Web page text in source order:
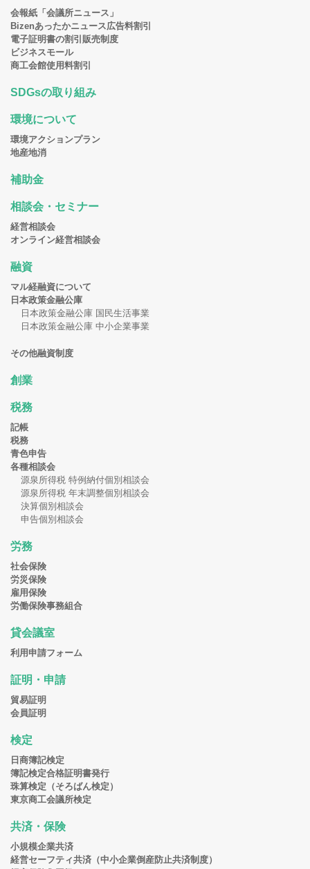
会報紙「会議所ニュース」
Bizenあったかニュース広告料割引
電子証明書の割引販売制度
ビジネスモール
商工会館使用料割引
SDGsの取り組み
環境について
環境アクションプラン
地産地消
補助金
相談会・セミナー
経営相談会
オンライン経営相談会
融資
マル経融資について
日本政策金融公庫
日本政策金融公庫 国民生活事業
日本政策金融公庫 中小企業事業
その他融資制度
創業
税務
記帳
税務
青色申告
各種相談会
源泉所得税 特例納付個別相談会
源泉所得税 年末調整個別相談会
決算個別相談会
申告個別相談会
労務
社会保険
労災保険
雇用保険
労働保険事務組合
貸会議室
利用申請フォーム
証明・申請
貿易証明
会員証明
検定
日商簿記検定
簿記検定合格証明書発行
珠算検定（そろばん検定）
東京商工会議所検定
共済・保険
小規模企業共済
経営セーフティ共済（中小企業倒産防止共済制度）